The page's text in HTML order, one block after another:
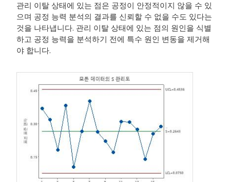
관리 이탈 상태에 있는 점은 공정이 안정적이지 않을 수 있
으며 공정 능력 분석의 결과를 신뢰할 수 없을 수도 있다는
것을 나타냅니다. 관리 이탈 상태에 있는 점의 원인을 식별
하고 공정 능력을 분석하기 전에 특수 원인 변동을 제거해
야 합니다.